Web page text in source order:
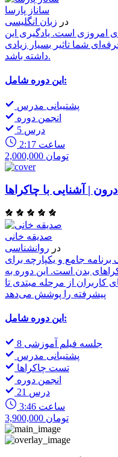
ساناز پارسا
در زبان انگلیسی
امروزی است. یادگیری این
شما تاثیر بسیار زیادی
داشته باشد.
این دوره شامل:
پشتیبانی مدرس
انجمن دوره
5 درس
2:17 ساعت
2,000,000 تومان
| آشنایی با چاکراها
صدیقه خانی
در روانشناسی
جامع و یکپارچه برای
بدن است. این دوره به
از مرحله مبتدی تا
پیشرفته را پوشش می‌دهد
این دوره شامل:
8 جلسه فیلم آموزشی
پشتیبانی مدرس
تست چاکراها
انجمن دوره
21 درس
3:46 ساعت
3,900,000 تومان